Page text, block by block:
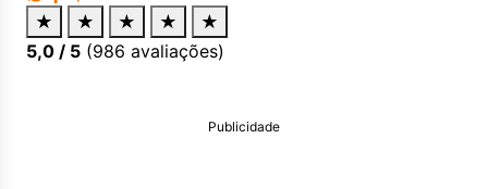
★ ★ ★ ★
★
5,0 / 5 (986 avaliações)
Publicidade